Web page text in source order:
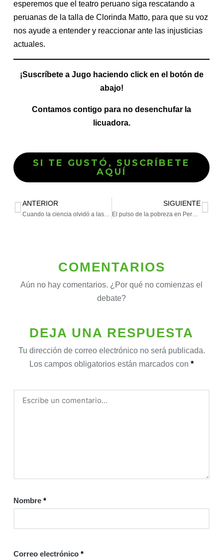
esperemos que el teatro peruano siga rescatando a
peruanas de la talla de Clorinda Matto, para que su voz
nos ayude a entender y reaccionar ante las injusticias
actuales.
¡Suscríbete a Jugo haciendo click en el botón de
abajo!
Contamos contigo para no desenchufar la
licuadora.
SI TE GUSTÓ, SUSCRÍBETE
AQUÍ
ANTERIOR
Cuando la ciencia olvidó a las mujeres
SIGUIENTE
El pulso de la pobreza en Perú, hoy
COMENTARIOS
Aún no hay comentarios. ¿Por qué no comienzas el
debate?
DEJA UNA RESPUESTA
Tu dirección de correo electrónico no será publicada.
Los campos obligatorios están marcados con *
Nombre *
Correo electrónico *